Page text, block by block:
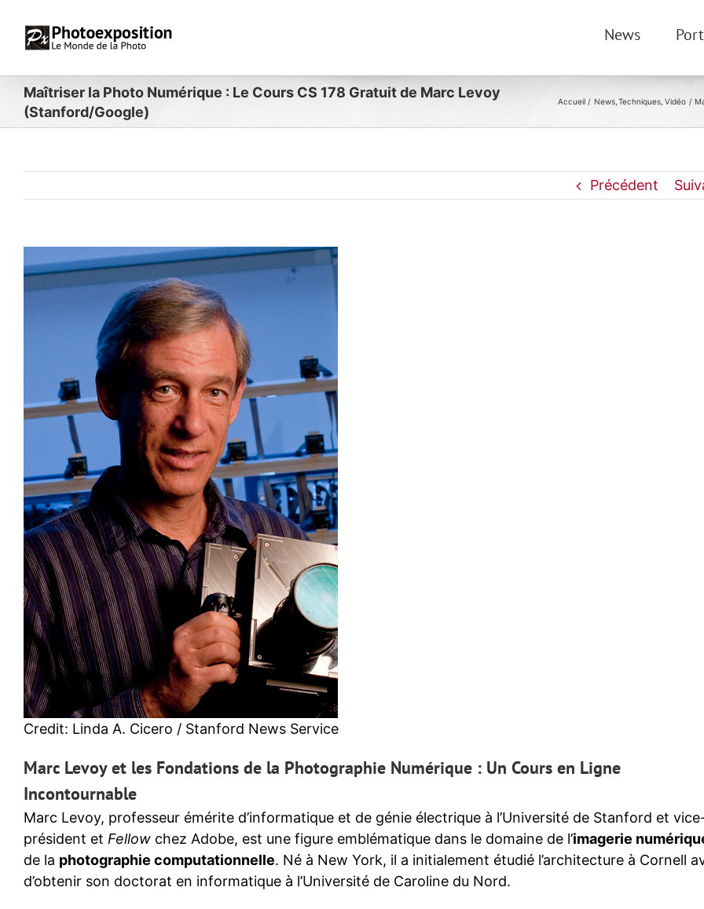
contenu
News
Maîtriser la Photo Numérique : Le Cours CS 178 Gratuit de Marc Levoy
(Stanford/Google)
Accueil News Techniques Vidéo
Précédent
Credit: Linda A. Cicero / Stanford News Service
Marc Levoy et les Fondations de la Photographie Numérique : Un Cours en Ligne
Incontournable
Marc Levoy, professeur émérite d’informatique et de génie électrique à l’Université de Stanford et
président et Fellow chez Adobe, est une figure emblématique dans le domaine de l’imagerie
de la photographie computationnelle. Né à New York, il a initialement étudié l’architecture à Cornell
d’obtenir son doctorat en informatique à l’Université de Caroline du Nord.